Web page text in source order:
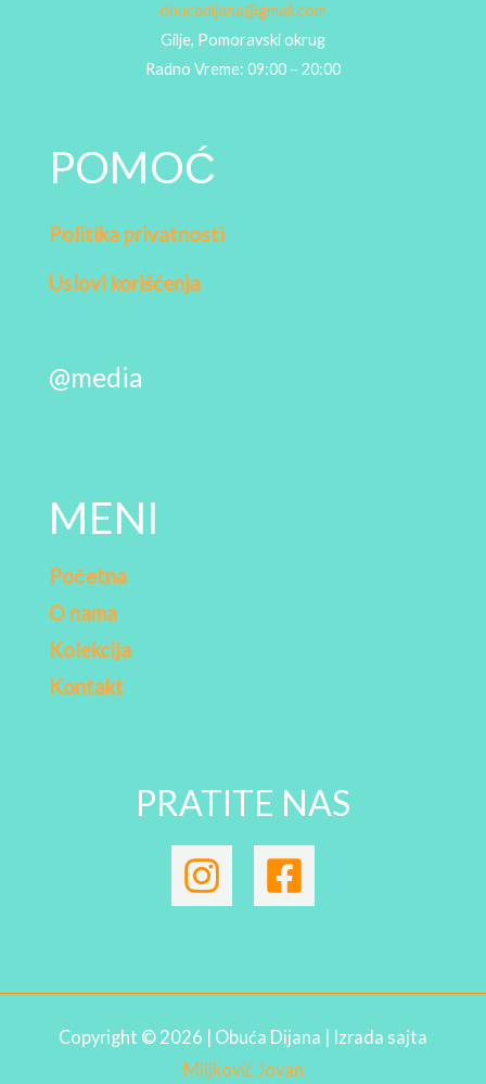
obucadijana@gmail.com
Gilje, Pomoravski okrug
Radno Vreme: 09:00 – 20:00
POMOĆ
Politika privatnosti
Uslovi korišćenja
@media
MENI
Početna
O nama
Kolekcija
Kontakt
PRATITE NAS
Copyright © 2026 | Obuća Dijana | Izrada sajta
Miljković Jovan